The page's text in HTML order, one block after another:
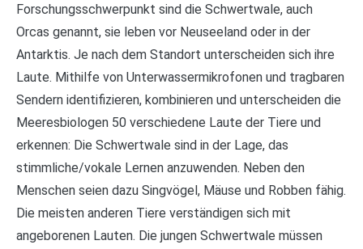
Forschungsschwerpunkt sind die Schwertwale, auch
Orcas genannt, sie leben vor Neuseeland oder in der
Antarktis. Je nach dem Standort unterscheiden sich ihre
Laute. Mithilfe von Unterwassermikrofonen und tragbaren
Sendern identifizieren, kombinieren und unterscheiden die
Meeresbiologen 50 verschiedene Laute der Tiere und
erkennen: Die Schwertwale sind in der Lage, das
stimmliche/vokale Lernen anzuwenden. Neben den
Menschen seien dazu Singvögel, Mäuse und Robben fähig.
Die meisten anderen Tiere verständigen sich mit
angeborenen Lauten. Die jungen Schwertwale müssen